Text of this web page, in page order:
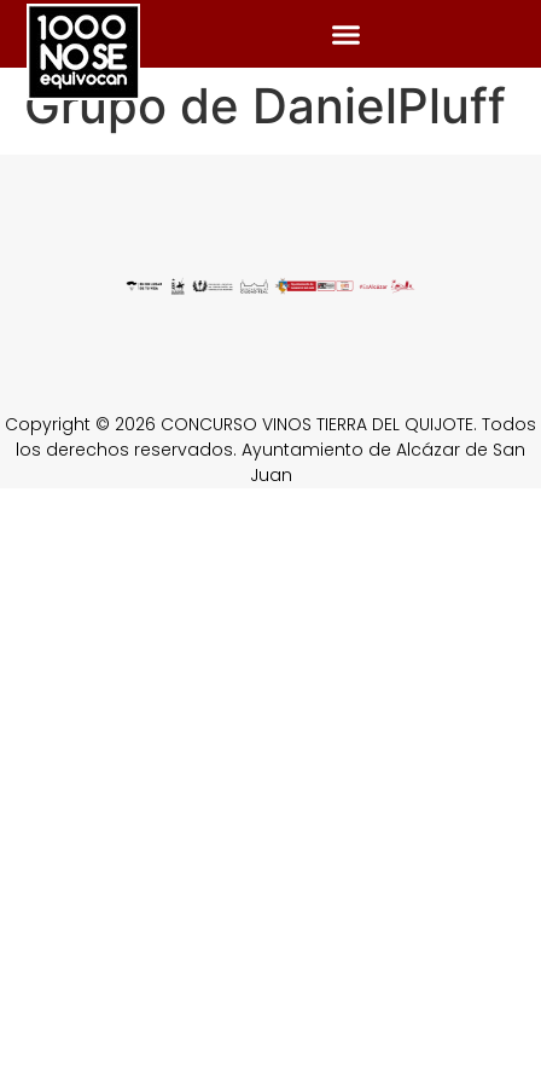
Grupo de DanielPluff
Copyright © 2026 CONCURSO VINOS TIERRA DEL QUIJOTE. Todos
los derechos reservados. Ayuntamiento de Alcázar de San
Juan